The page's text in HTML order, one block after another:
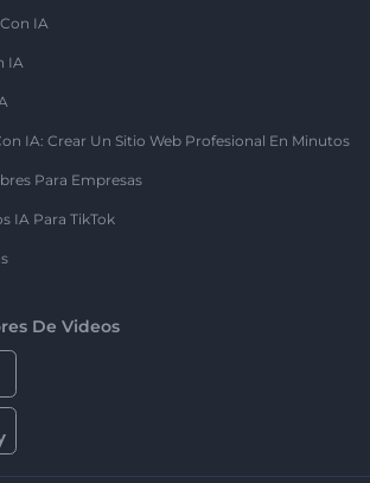
IA
IA
IA: Crear Un Sitio Web Profesional En Minutos
Para Empresas
IA Para TikTok
De Videos